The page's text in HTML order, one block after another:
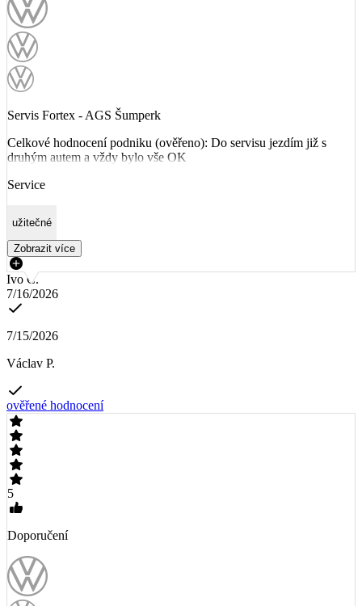
Servis Fortex - AGS Šumperk
Celkové hodnocení podniku (ověřeno): Do servisu jezdím již s
druhým autem a vždy bylo vše OK
Service
užitečné
Zobrazit více
Ivo Č.
7/16/2026
7/15/2026
Václav P.
ověřené hodnocení
5
Doporučení